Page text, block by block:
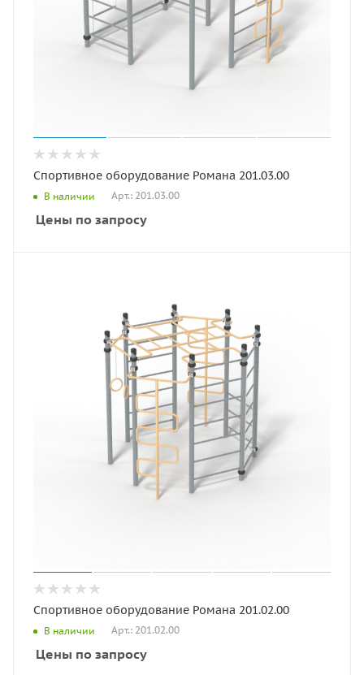
Спортивное оборудование Романа 201.03.00
В наличии Арт.: 201.03.00
Цены по запросу
Спортивное оборудование Романа 201.02.00
В наличии Арт.: 201.02.00
Цены по запросу